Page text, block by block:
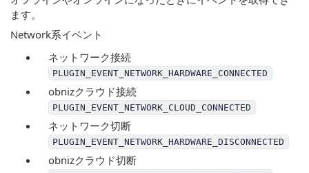
ます。
Network系イベント
ネットワーク接続
PLUGIN_EVENT_NETWORK_HARDWARE_CONNECTED
obnizクラウド接続
PLUGIN_EVENT_NETWORK_CLOUD_CONNECTED
ネットワーク切断
PLUGIN_EVENT_NETWORK_HARDWARE_DISCONNECTED
obnizクラウド切断